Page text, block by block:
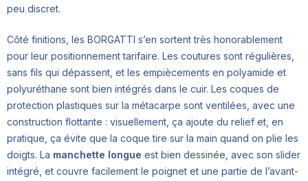
peu discret.
Côté finitions, les BORGATTI s’en sortent très honorablement
pour leur positionnement tarifaire. Les coutures sont régulières,
sans fils qui dépassent, et les empiècements en polyamide et
polyuréthane sont bien intégrés dans le cuir. Les coques de
protection plastiques sur la métacarpe sont ventilées, avec une
construction flottante : visuellement, ça ajoute du relief et, en
pratique, ça évite que la coque tire sur la main quand on plie les
doigts. La manchette longue est bien dessinée, avec son slider
intégré, et couvre facilement le poignet et une partie de l’avant-